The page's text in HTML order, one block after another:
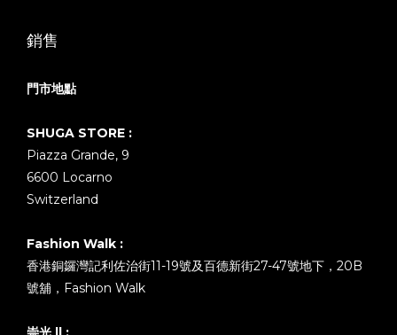
銷售
門市地點
SHUGA STORE :
Piazza Grande, 9
6600 Locarno
Switzerland
Fashion Walk :
香港銅鑼灣記利佐治街11-19號及百德新街27-47號地下，20B
號舖，Fashion Walk